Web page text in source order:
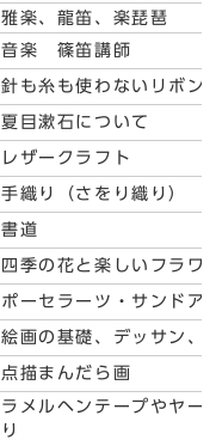
雅楽、龍笛、楽琵琶
音楽 篠笛講師
針も糸も使わないリボン
夏目漱石について
レザークラフト
手織り（さをり織り）
書道
四季の花と楽しいフラワ
ポーセラーツ・サンドア
絵画の基礎、デッサン、
点描まんだら画
ラメルヘンテープやヤー
り